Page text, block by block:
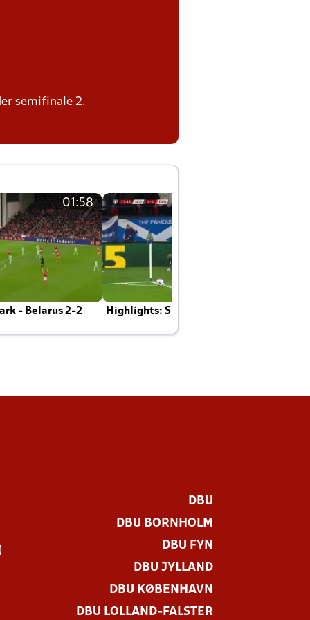
semifinale 2.
01:58
- Belarus 2-2 Highlights: Skotland - Danmark 4-2
DBU
DBU BORNHOLM
DBU FYN
DBU JYLLAND
DBU KØBENHAVN
DBU LOLLAND-FALSTER